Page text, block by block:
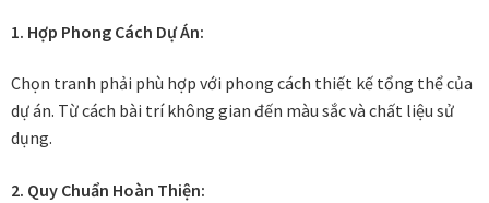
Các dòng giấy in Giclee
Catalogue
1. Hợp Phong Cách Dự Án:
Chọn tranh phải phù hợp với phong cách thiết kế tổng thể của
dự án. Từ cách bài trí không gian đến màu sắc và chất liệu sử
dụng.
2. Quy Chuẩn Hoàn Thiện: